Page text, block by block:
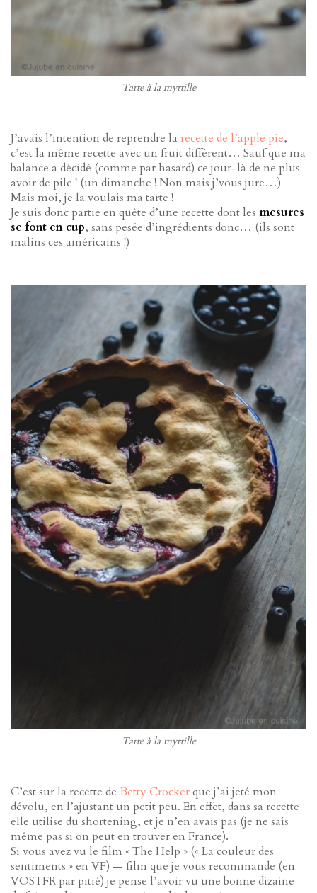
Tarte à la myrtille
J’avais l’intention de reprendre la recette de l’apple pie,
c’est la même recette avec un fruit différent… Sauf que ma
balance a décidé (comme par hasard) ce jour-là de ne plus
avoir de pile ! (un dimanche ! Non mais j’vous jure…)
Mais moi, je la voulais ma tarte !
Je suis donc partie en quête d’une recette dont les mesures
se font en cup, sans pesée d’ingrédients donc… (ils sont
malins ces américains !)
Tarte à la myrtille
C’est sur la recette de Betty Crockerque j’ai jeté mon
dévolu, en l’ajustant un petit peu. En effet, dans sa recette
elle utilise du shortening, et je n’en avais pas (je ne sais
même pas si on peut en trouver en France).
Si vous avez vu le film « The Help » (« La couleur des
sentiments » en VF) — film que je vous recommande (en
VOSTFR par pitié) je pense l’avoir vu une bonne dizaine